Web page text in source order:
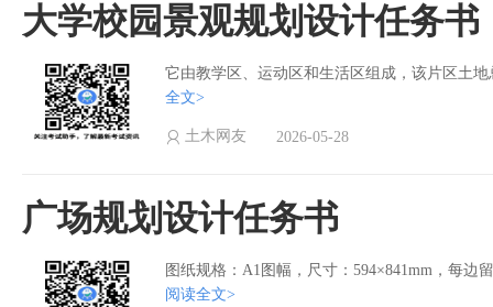
大学校园景观规划设计任务书
它由教学区、运动区和生活区组成，该片区土
全文>
土木网友 2026-05-28
广场规划设计任务书
图纸规格：A1图幅，尺寸：594×841mm，每
阅读全文>